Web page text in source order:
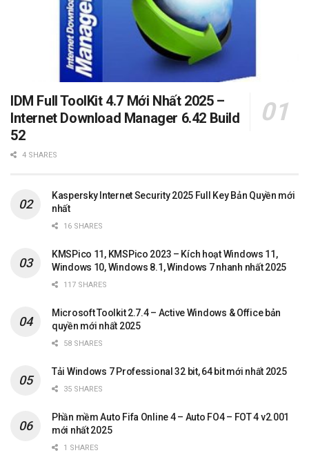
IDM Full ToolKit 4.7 Mới Nhất 2025 –
Internet Download Manager 6.42 Build
52
4 SHARES
Kaspersky Internet Security 2025 Full Key Bản Quyền mới
nhất
16 SHARES
KMSPico 11, KMSPico 2023 – Kích hoạt Windows 11,
Windows 10, Windows 8.1, Windows 7 nhanh nhất 2025
117 SHARES
Microsoft Toolkit 2.7.4 – Active Windows & Office bản
quyền mới nhất 2025
58 SHARES
Tải Windows 7 Professional 32 bit, 64 bit mới nhất 2025
35 SHARES
Phần mềm Auto Fifa Online 4 – Auto FO4 – FOT 4 v2.001
mới nhất 2025
1 SHARES